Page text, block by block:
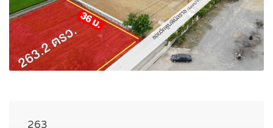
263